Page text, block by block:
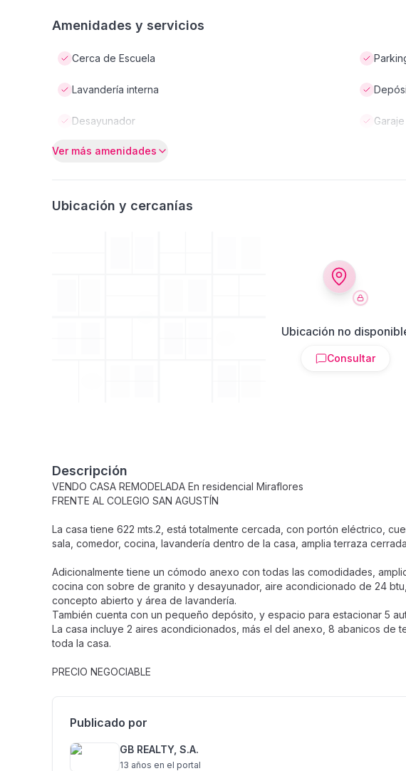
Amenidades y servicios
Cerca de Escuela
Lavandería interna
Desayunador
Ver más amenidades
Ubicación y cercanías
Ubicación no
Consultar
Descripción
VENDO CASA REMODELADA En residencial Miraflores
FRENTE AL COLEGIO SAN AGUSTÍN
La casa tiene 622 mts.2, está totalmente cercada, con portón eléctrico,
sala, comedor, cocina, lavandería dentro de la casa, amplia terraza
Adicionalmente tiene un cómodo anexo con todas las comodidades,
cocina con sobre de granito y desayunador, aire acondicionado de 24
concepto abierto y área de lavandería.
También cuenta con un pequeño depósito, y espacio para estacionar 5
La casa incluye 2 aires acondicionados, más el del anexo, 8 abanicos de
toda la casa.
PRECIO NEGOCIABLE
Publicado por
GB REALTY, S.A.
13 años en el portal